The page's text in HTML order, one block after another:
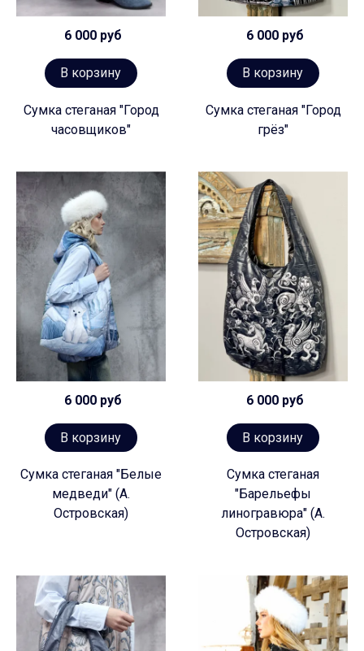
6 000 руб
В корзину
Сумка стеганая "Город
часовщиков"
6 000 руб
В корзину
Сумка стеганая "Город
грёз"
6 000 руб
В корзину
Сумка стеганая "Белые
медведи" (А.
Островская)
6 000 руб
В корзину
Сумка стеганая
"Барельефы
линогравюра" (А.
Островская)